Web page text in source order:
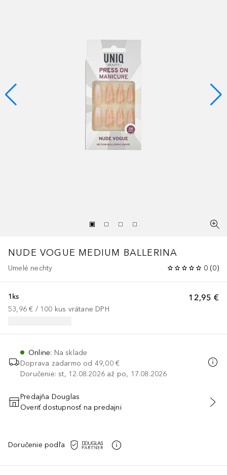
NUDE VOGUE MEDIUM BALLERINA
Umelé nechty 0 (0)
12,95 €
1ks
53,96 € / 100 kus vrátane DPH
Online: Na sklade
Doprava zadarmo od 49,00 €
Doručenie: st, 12.08.2026 až po, 17.08.2026
PRIDAŤ DO KOŠÍKA
Predajňa Douglas
Overiť dostupnosť na predajni
Doručenie podľa